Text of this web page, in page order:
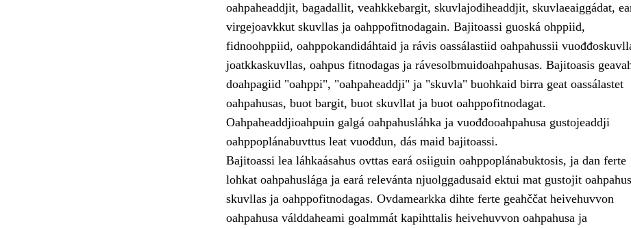
oahpaheaddjit, bagadallit, veahkkebargit, skuvlajođiheaddjit, skuvlaeaiggádat,
virgejoavkkut skuvllas ja oahppofitnodagain. Bajitoassi guoská ohppiid,
fidnoohppiid, oahppokandidáhtaid ja rávis oassálastiid oahpahussii
joatkkaskuvllas, oahpus fitnodagas ja rávesolbmuidoahpahusas. Bajitoasis
doahpagiid "oahppi", "oahpaheaddji" ja "skuvla" buohkaid birra geat oassálastet
oahpahusas, buot bargit, buot skuvllat ja buot oahppofitnodagat.
Oahpaheaddjioahpuin galgá oahpahusláhka ja vuođđooahpahusa gustojeaddji
oahppoplánabuvttus leat vuođđun, dás maid bajitoassi.
Bajitoassi lea láhkaásahus ovttas eará osiiguin oahppoplánabuktosis, ja dan ferte
lohkat oahpahuslága ja eará relevánta njuolggadusaid ektui mat gustojit
skuvllas ja oahppofitnodagas. Ovdamearkka dihte ferte geahččat heivehuvvon
oahpahusa válddaheami goalmmát kapihttalis heivehuvvon oahpahusa ja